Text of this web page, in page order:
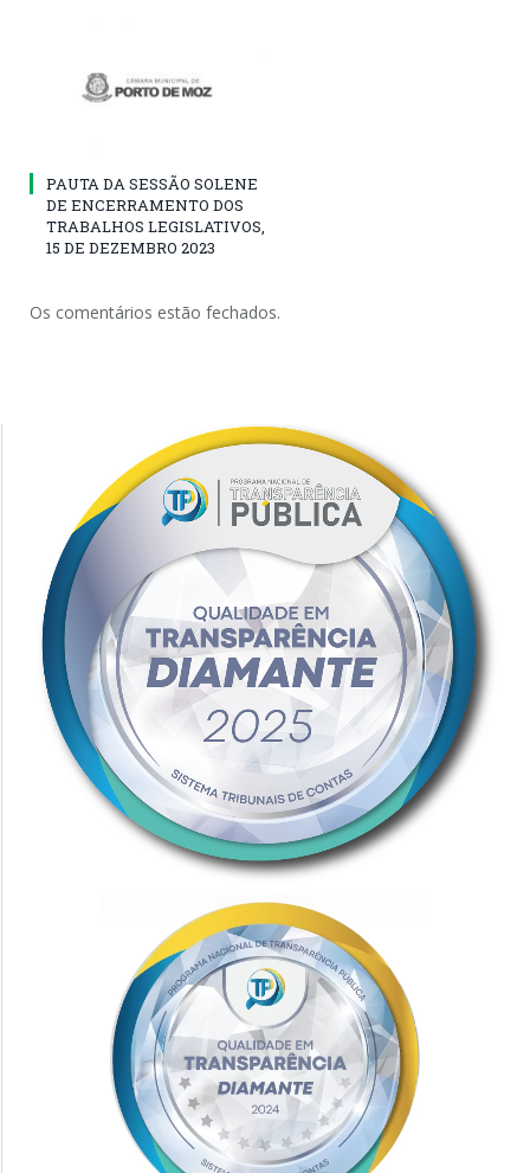
PAUTA DA SESSÃO SOLENE
DE ENCERRAMENTO DOS
TRABALHOS LEGISLATIVOS,
15 DE DEZEMBRO 2023
Os comentários estão fechados.